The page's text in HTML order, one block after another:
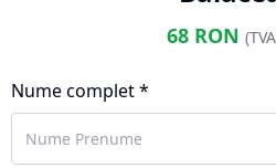
68RON
Nume complet *